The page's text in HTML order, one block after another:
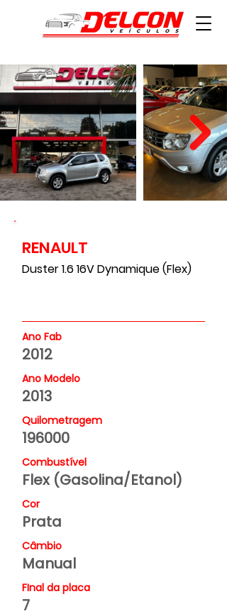
RENAULT
196000
Duster 1.6 16V Dynamique (Flex)
Ano Fab
2012
Ano Modelo
2013
Quilometragem
196000
Combustível
Flex (Gasolina/Etanol)
Cor
Prata
Câmbio
Manual
FInal da placa
7